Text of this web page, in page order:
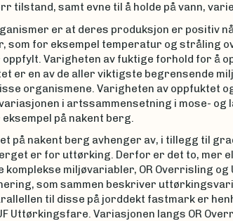
tilstand, samt evne til å holde på vann,
er at deres produksjon er positiv
som for eksempel temperatur og stråling
Varigheten av fuktige forhold for å
er en av de aller viktigste begrensende
organismene. Varigheten av oppfuktet
i artssammensetning i mose- og
på nakent berg.
på nakent berg avhenger av, i tillegg til
er for uttørking. Derfor er det to, mer
komplekse miljøvariabler, OR Overrisling og
som sammen beskriver
til disse på jorddekt fastmark er
Uttørkingsfare. Variasjonen langs OR